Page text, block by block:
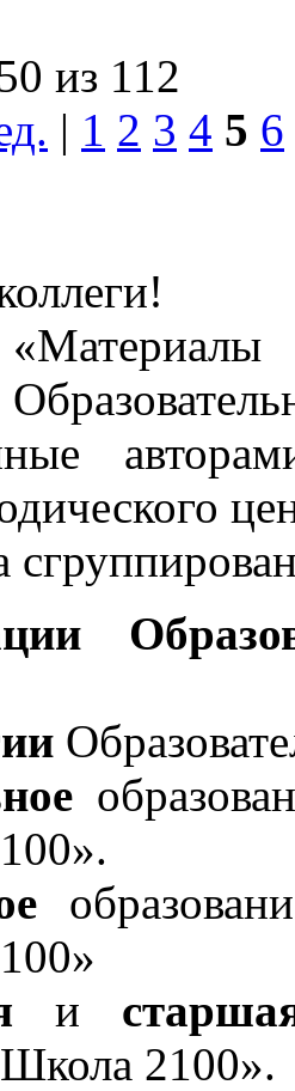
из 112
| 1 2 3 4 5 6
и
2100».